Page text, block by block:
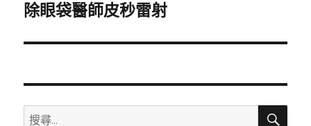
一
文
除眼袋醫師皮秒雷射
搜
搜